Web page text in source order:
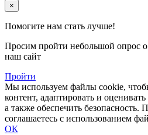
×
Помогите нам стать лучше!
Просим пройти небольшой опрос о
наш сайт
Пройти
Мы используем файлы cookie,
контент, адаптировать и
а также обеспечить безопасность.
соглашаетесь с использованием
ОК